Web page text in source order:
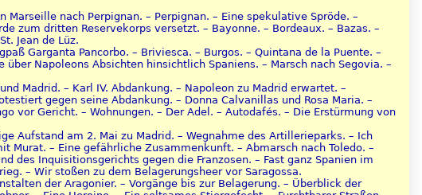
nach Perpignan. – Perpignan. – Eine spekulative Spröde. –
zum dritten Reservekorps versetzt. – Bayonne. – Bordeaux. – Bazas. –
Jean de Lüz.
Garganta Pancorbo. – Briviesca. – Burgos. – Quintana de la Puente. –
Napoleons Absichten hinsichtlich Spaniens. – Marsch nach Segovia. –
Madrid. – Karl IV. Abdankung. – Napoleon zu Madrid erwartet. –
gegen seine Abdankung. – Donna Calvanillas und Rosa Maria. –
vor Gericht. – Wohnungen. – Der Adel. – Autodafés. – Die Erstürmung von
Aufstand am 2. Mai zu Madrid. – Wegnahme des Artillerieparks. – Ich
Murat. – Eine gefährliche Zusammenkunft. – Abmarsch nach Toledo. –
des Inquisitionsgerichts gegen die Franzosen. – Fast ganz Spanien im
– Wir stoßen zu dem Belagerungsheer vor Saragossa.
der Aragonier. – Vorgänge bis zur Belagerung. – Überblick der